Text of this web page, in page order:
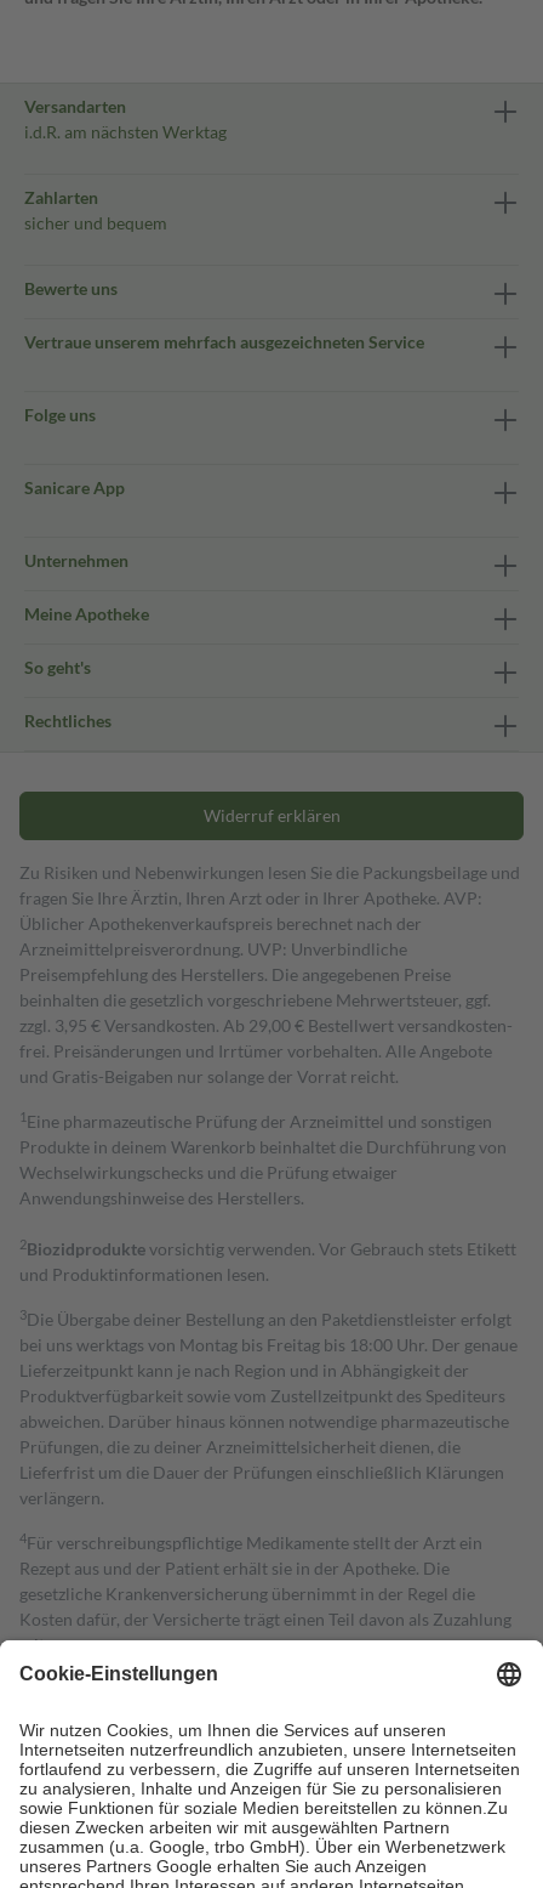
Versandarten
i.d.R. am nächsten Werktag
Zahlarten
sicher und bequem
Bewerte uns
Vertraue unserem mehrfach ausgezeichneten Service
Folge uns
Sanicare App
Unternehmen
Meine Apotheke
So geht's
Rechtliches
Widerruf erklären
Zu Risiken und Nebenwirkungen lesen Sie die Packungsbeilage und
fragen Sie Ihre Ärztin, Ihren Arzt oder in Ihrer Apotheke. AVP:
Üblicher Apothekenverkaufspreis berechnet nach der
Arzneimittelpreisverordnung. UVP: Unverbindliche
Preisempfehlung des Herstellers. Die angegebenen Preise
beinhalten die gesetzlich vorgeschriebene Mehrwertsteuer, ggf.
zzgl. 3,95 € Versandkosten. Ab 29,00 € Bestell­wert versand­kosten­
frei. Preisänderungen und Irrtümer vorbehalten. Alle Angebote
und Gratis-Beigaben nur solange der Vorrat reicht.
1 Eine pharmazeutische Prüfung der Arzneimittel und sonstigen
Produkte in deinem Warenkorb beinhaltet die Durchführung von
Wechselwirkungschecks und die Prüfung etwaiger
Anwendungshinweise des Herstellers.
2Biozidproduktevorsichtig verwenden. Vor Gebrauch stets Etikett
und Produktinformationen lesen.
3Die Übergabe deiner Bestellung an den Paketdienstleister erfolgt
bei uns werktags von Montag bis Freitag bis 18:00 Uhr. Der genaue
Lieferzeitpunkt kann je nach Region und in Abhängigkeit der
Produktverfügbarkeit sowie vom Zustellzeitpunkt des Spediteurs
abweichen. Darüber hinaus können notwendige pharmazeutische
Prüfungen, die zu deiner Arzneimittelsicherheit dienen, die
Lieferfrist um die Dauer der Prüfungen einschließlich Klärungen
verlängern.
4Für verschreibungspflichtige Medikamente stellt der Arzt ein
Rezept aus und der Patient erhält sie in der Apotheke. Die
gesetzliche Krankenversicherung übernimmt in der Regel die
Kosten dafür, der Versicherte trägt einen Teil davon als Zuzahlung
mit.
Grundsätzlich leisten Mitglieder Zuzahlungen in Höhe von zehn
höchstens zehn Euro.
Es sind jedoch nie mehr als die tatsächlichen
Kosten der Leistung zu entrichten.
Diese Regeln gelten grundsätzlich auch für Online-Apotheken.
Bei Heilmitteln und häuslicher Krankenpflege beträgt die
Zuzahlung zehn Prozent der Kosten sowie zehn Euro je
Verordnung.
Um das Engagement der Versicherten für ihre eigene Gesundheit zu